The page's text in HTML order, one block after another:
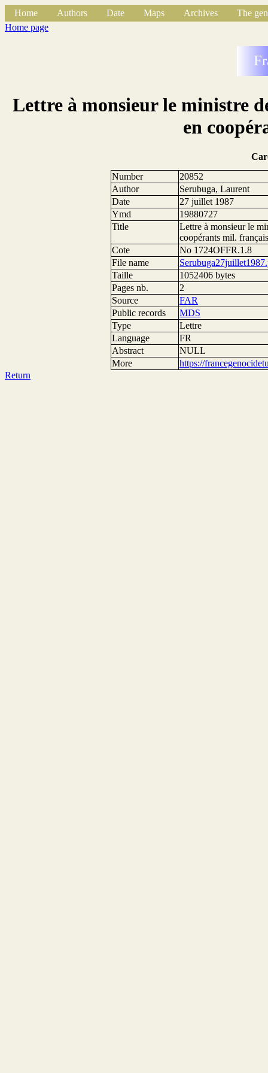
Home Authors Date Maps Archives
The
Home page
Lettre à monsieur le ministre
en
Number
20852
Author
Serubuga, Laurent
Date
27 juillet 1987
Ymd
19880727
Title
Lettre à monsieur le
coopérants mil.
Cote
No 1724OFFR.1.8
File name
Taille
1052406 bytes
Pages nb.
2
Source
FAR
Public records
MDS
Type
Lettre
Language
FR
Abstract
NULL
More
https://
Return